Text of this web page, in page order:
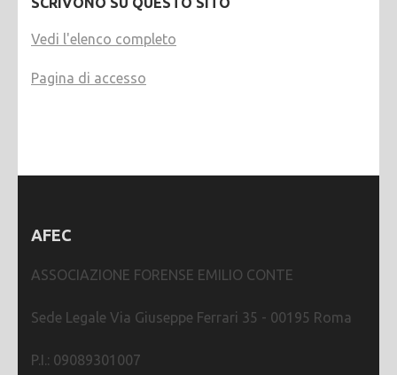
Vedi l'elenco completo
Pagina di accesso
AFEC
ASSOCIAZIONE FORENSE EMILIO CONTE
Sede Legale Via Giuseppe Ferrari 35 - 00195 Roma
P.I.: 09089301007